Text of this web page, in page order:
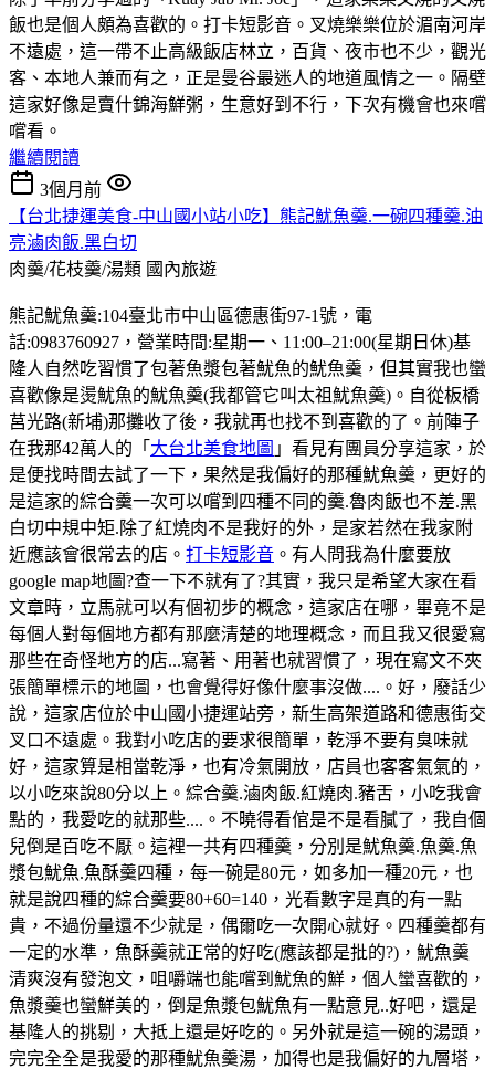
飯也是個人頗為喜歡的。打卡短影音。叉燒樂樂位於湄南河岸
不遠處，這一帶不止高級飯店林立，百貨、夜市也不少，觀光
客、本地人兼而有之，正是曼谷最迷人的地道風情之一。隔壁
這家好像是賣什錦海鮮粥，生意好到不行，下次有機會也來嚐
嚐看。
繼續閱讀
3個月前
【台北捷運美食-中山國小站小吃】熊記魷魚羹.一碗四種羹.油
亮滷肉飯.黑白切
肉羹/花枝羹/湯類 國內旅遊
熊記魷魚羹:104臺北市中山區德惠街97-1號，電
話:0983760927，營業時間:星期一、11:00–21:00(星期日休)基
隆人自然吃習慣了包著魚漿包著魷魚的魷魚羹，但其實我也蠻
喜歡像是燙魷魚的魷魚羹(我都管它叫太祖魷魚羹)。自從板橋
莒光路(新埔)那攤收了後，我就再也找不到喜歡的了。前陣子
在我那42萬人的「 大台北美食地圖 」看見有團員分享這家，於
是便找時間去試了一下，果然是我偏好的那種魷魚羹，更好的
是這家的綜合羹一次可以嚐到四種不同的羹.魯肉飯也不差.黑
白切中規中矩.除了紅燒肉不是我好的外，是家若然在我家附
近應該會很常去的店。 打卡短影音 。有人問我為什麼要放
google map地圖?查一下不就有了?其實，我只是希望大家在看
文章時，立馬就可以有個初步的概念，這家店在哪，畢竟不是
每個人對每個地方都有那麼清楚的地理概念，而且我又很愛寫
那些在奇怪地方的店...寫著、用著也就習慣了，現在寫文不夾
張簡單標示的地圖，也會覺得好像什麼事沒做....。好，廢話少
說，這家店位於中山國小捷運站旁，新生高架道路和德惠街交
叉口不遠處。我對小吃店的要求很簡單，乾淨不要有臭味就
好，這家算是相當乾淨，也有冷氣開放，店員也客客氣氣的，
以小吃來說80分以上。綜合羹.滷肉飯.紅燒肉.豬舌，小吃我會
點的，我愛吃的就那些....。不曉得看倌是不是看膩了，我自個
兒倒是百吃不厭。這裡一共有四種羹，分別是魷魚羹.魚羹.魚
漿包魷魚.魚酥羹四種，每一碗是80元，如多加一種20元，也
就是說四種的綜合羹要80+60=140，光看數字是真的有一點
貴，不過份量還不少就是，偶爾吃一次開心就好。四種羹都有
一定的水準，魚酥羹就正常的好吃(應該都是批的?)，魷魚羹
清爽沒有發泡文，咀嚼端也能嚐到魷魚的鮮，個人蠻喜歡的，
魚漿羹也蠻鮮美的，倒是魚漿包魷魚有一點意見..好吧，還是
基隆人的挑剔，大抵上還是好吃的。另外就是這一碗的湯頭，
完完全全是我愛的那種魷魚羹湯，加得也是我偏好的九層塔，